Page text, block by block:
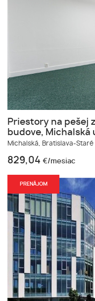
Priestory na pešej
budove, Michalská
Michalská, Bratislava-Staré
829,04 €/mesiac
PRENÁJOM